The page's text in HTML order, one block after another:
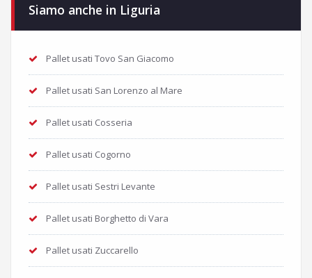
Siamo anche in Liguria
Pallet usati Tovo San Giacomo
Pallet usati San Lorenzo al Mare
Pallet usati Cosseria
Pallet usati Cogorno
Pallet usati Sestri Levante
Pallet usati Borghetto di Vara
Pallet usati Zuccarello